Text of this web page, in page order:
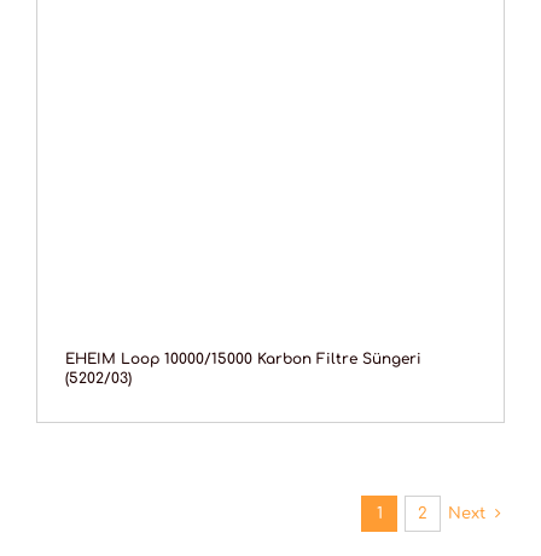
EHEIM Loop 10000/15000 Karbon Filtre Süngeri
(5202/03)
1 2 Next